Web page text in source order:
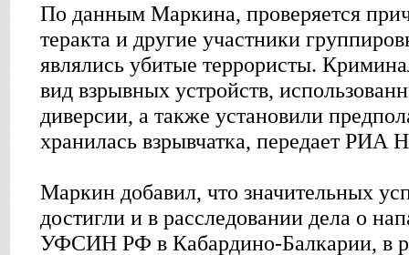
По данным Маркина, проверяется
теракта и другие участники
являлись убитые террористы.
вид взрывных устройств,
диверсии, а также установили
хранилась взрывчатка, передает РИА
Маркин добавил, что значительных
достигли и в расследовании дела о
УФСИН РФ в Кабардино-Балкарии, в